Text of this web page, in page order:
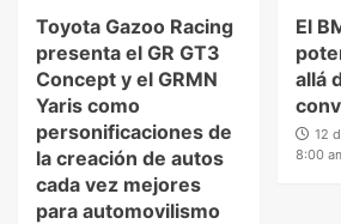
Toyota Gazoo Racing
presenta el GR GT3
Concept y el GRMN
Yaris como
personificaciones de
la creación de autos
cada vez mejores
para automovilismo
El
allá
12
8:00